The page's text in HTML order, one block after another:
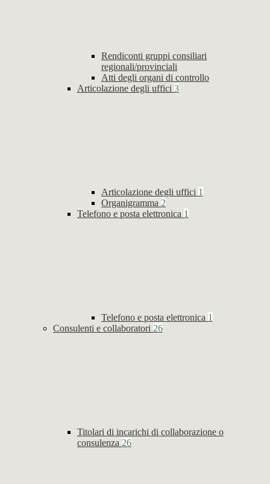
Rendiconti gruppi consiliari
regionali/provinciali
Atti degli organi di controllo
Articolazione degli uffici 3
Articolazione degli uffici 1
Organigramma 2
Telefono e posta elettronica 1
Telefono e posta elettronica 1
Consulenti e collaboratori 26
Titolari di incarichi di collaborazione o
consulenza 26